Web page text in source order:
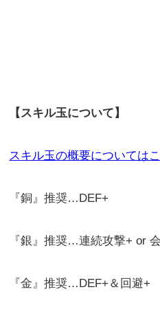
【スキル玉について】
スキル玉の概要については
『銅』推奨…DEF+
『銀』推奨…連続攻撃+ or
『金』推奨…DEF+＆回避+